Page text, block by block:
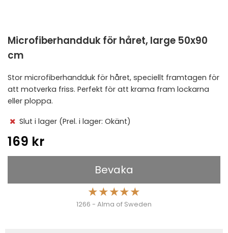
Microfiberhandduk för håret, large 50x90
cm
Stor microfiberhandduk för håret, speciellt framtagen för
att motverka friss. Perfekt för att krama fram lockarna
eller ploppa.
Slut i lager (Prel. i lager: Okänt)
169 kr
Bevaka
★★★★★
1266 - Alma of Sweden